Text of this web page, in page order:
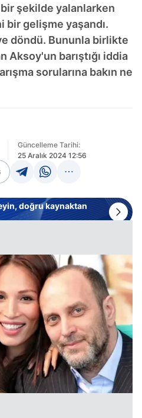
şekilde yalanlarken
bir gelişme yaşandı.
döndü. Bununla birlikte
Aksoy'un barıştığı iddia
sorularına bakın ne
Güncelleme Tarihi:
25 Aralık 2024 12:56
doğru kaynaktan